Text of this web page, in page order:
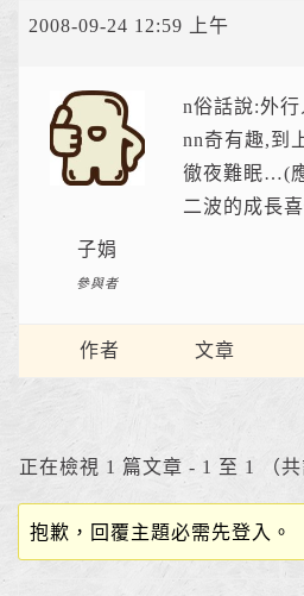
2008-09-24 12:59 上午
子娟
參與者
n俗話說:外
nn奇有趣,到
徹夜難眠…(
二波的成長
作者 文章
正在檢視 1 篇文章 - 1 至 1 （共
抱歉，回覆主題必需先登入。